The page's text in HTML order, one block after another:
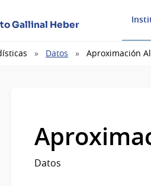
Gallinal Heber
Datos Aproximación
Datos